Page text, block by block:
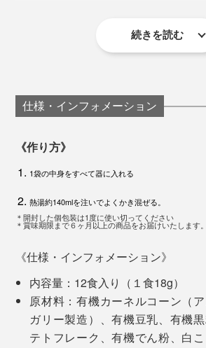
植物性乳酸菌「HS-1」でネギやに
牛乳の代わりには有機豆乳を使用。
とうもろこしの味を引き立てつつ、
旨みたっぷりの塩と仕上げの白こし
レトルト処理は省略
フリーズドライは真空度0.4hPa、
これがインスタントとは、にわかに
男性モデルの西村さんも「うめ〜」
用に作ったコンポタを2杯完食。「
ージーみたいだね」と、めちゃめち
続きを読む
仕様・インフォメーション
《作り方》
1袋の中身をすべて器に入れる
熱湯約140mlを注いでよくかき混ぜる。
＊開封した個包装は1度に使い切ってください
＊賞味期限まで６ヶ月以上の商品をお届けいたします。
《仕様・インフォメーション》
内容量：12食入り（１食18g）
原材料：有機カーネルコーン（
ガリー製造）、有機豆乳、有機
テトフレーク、有機でん粉、白